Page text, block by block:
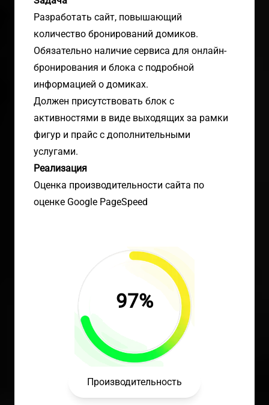
Разработать сайт, повышающий
количество бронирований домиков.
Обязательно наличие сервиса для онлайн-
бронирования и блока с подробной
информацией о домиках.
Должен присутствовать блок с
активностями в виде выходящих за рамки
фигур и прайс с дополнительными
услугами.
Реализация
Оценка производительности сайта по
оценке Google PageSpeed
97%
Производительность